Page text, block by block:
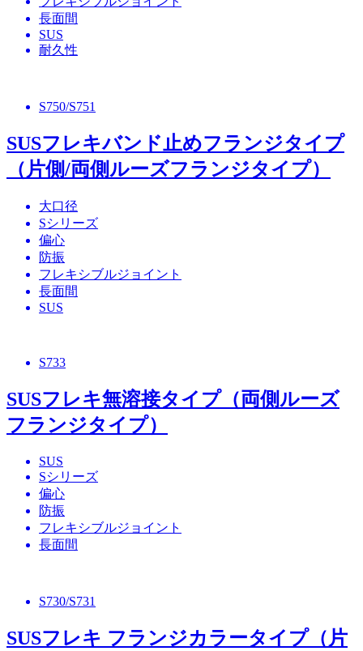
長面間
SUS
耐久性
S750/S751
SUSフレキバンド止めフランジタイプ
（片側/両側ルーズフランジタイプ）
大口径
Sシリーズ
偏心
防振
フレキシブルジョイント
長面間
SUS
S733
SUSフレキ無溶接タイプ（両側ルーズ
フランジタイプ）
SUS
Sシリーズ
偏心
防振
フレキシブルジョイント
長面間
S730/S731
SUSフレキ フランジカラータイプ（片